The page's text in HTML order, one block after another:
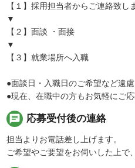
【１】採用担当者からご連絡致し
▼
【２】面談 ・面接
▼
【３】就業場所へ入職
●面談日・入職日のご希望など遠
●現在、在職中の方もお気軽にご
chat 応募受付後の連絡
担当よりお電話差し上げます。
ご希望やご要望をお伺いした上で